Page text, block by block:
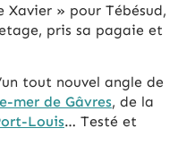
Xavier » pour Tébésud,
pris sa pagaie et
tout nouvel angle de
mer de Gâvres, de la
Louis… Testé et